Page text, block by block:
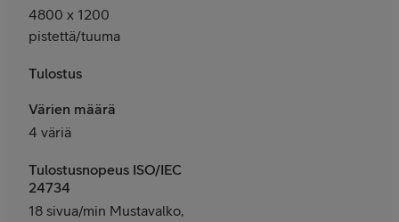
4800 x 1200
pistettä/tuuma
Tulostus
Värien määrä
4 väriä
Tulostusnopeus ISO/IEC
24734
18 sivua/min Mustavalko,